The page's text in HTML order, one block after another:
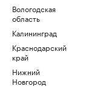
Вологодская
область
Калининград
Краснодарский
край
Нижний
Новгород